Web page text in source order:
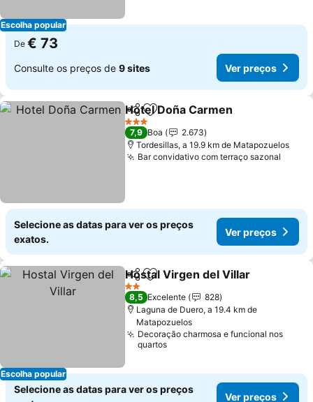
Escolha popular
De € 73
Consulte os preços de 9 sites Ver preços
PartilharAdicionar aos favoritos
Hotel Doña Carmen
3 Estrelas
7,9 Boa
2.673
Tordesillas, a 19.9 km de Matapozuelos
Bar convidativo com terraço sazonal
Selecione as datas para ver os preços
exatos.
Ver preços
Escolha popular
PartilharAdicionar aos favoritos
Hostal Virgen del Villar
2 Estrelas
8,5 Excelente
828
Laguna de Duero, a 19.4 km de
Matapozuelos
Decoração charmosa e funcional nos
quartos
Selecione as datas para ver os preços
Ver preços